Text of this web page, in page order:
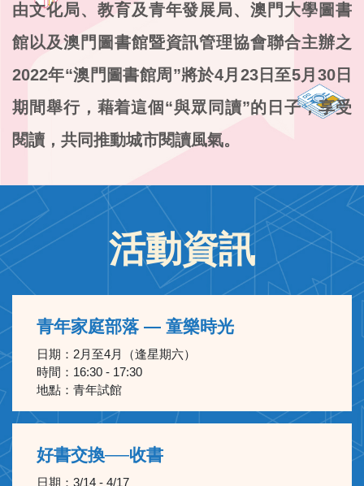
由文化局、教育及青年發展局、澳門大學圖書
館以及澳門圖書館暨資訊管理協會聯合主辦之
2022年“澳門圖書館周”將於4月23日至5月30日
期間舉行，藉着這個“與眾同讀”的日子，享受
閱讀，共同推動城市閱讀風氣。
活動資訊
青年家庭部落 — 童樂時光
日期： 2月至4月（逢星期六）
時間： 16:30 - 17:30
地點： 青年試館
好書交換──收書
日期： 3/14 - 4/17